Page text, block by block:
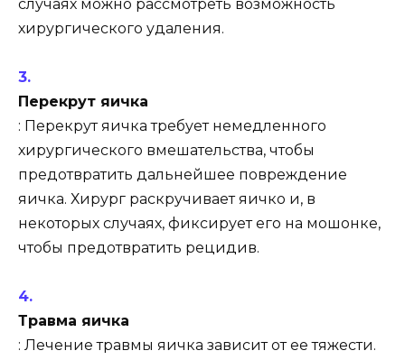
случаях можно рассмотреть возможность
хирургического удаления.
Перекрут яичка
: Перекрут яичка требует немедленного
хирургического вмешательства, чтобы
предотвратить дальнейшее повреждение
яичка. Хирург раскручивает яичко и, в
некоторых случаях, фиксирует его на мошонке,
чтобы предотвратить рецидив.
Травма яичка
: Лечение травмы яичка зависит от ее тяжести.